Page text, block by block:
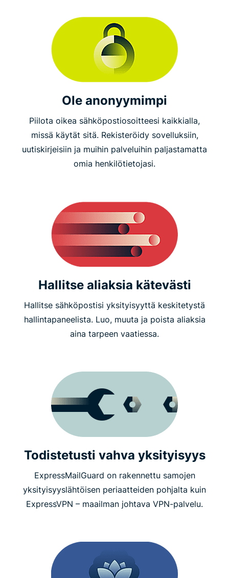
Ole anonyymimpi
Piilota oikea sähköpostiosoitteesi kaikkialla,
missä käytät sitä. Rekisteröidy sovelluksiin,
uutiskirjeisiin ja muihin palveluihin paljastamatta
omia henkilötietojasi.
Hallitse aliaksia kätevästi
Hallitse sähköpostisi yksityisyyttä keskitetystä
hallintapaneelista. Luo, muuta ja poista aliaksia
aina tarpeen vaatiessa.
Todistetusti vahva yksityisyys
ExpressMailGuard on rakennettu samojen
yksityisyyslähtöisen periaatteiden pohjalta kuin
ExpressVPN – maailman johtava VPN-palvelu.